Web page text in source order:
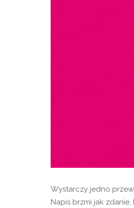
Wystarczy jedno
Napis brzmi jak